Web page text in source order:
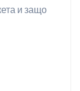
и защо